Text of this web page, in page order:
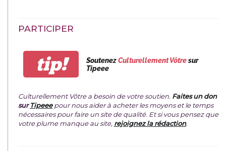
PARTICIPER
tip! SoutenezCulturellement Vôtresur
Tipeee
Culturellement Vôtre a besoin de votre soutien. Faites un don
surTipeeepour nous aider à acheter les moyens et le temps
nécessaires pour faire un site de qualité. Et si vous pensez que
votre plume manque au site, rejoignez la rédaction.